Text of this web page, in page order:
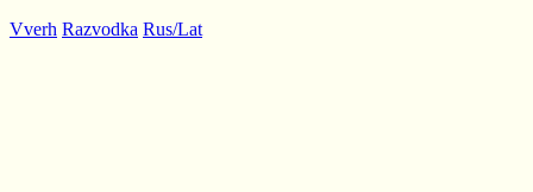
Vverh Razvodka Rus/Lat